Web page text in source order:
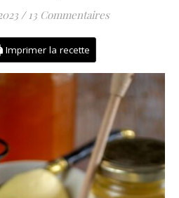
/ 13 Commentaires
Imprimer la recette